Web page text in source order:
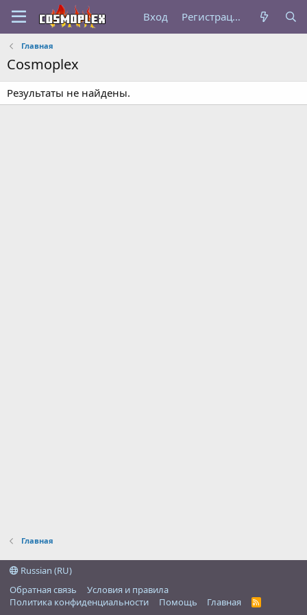
Вход Регистрация
Главная
Cosmoplex
Результаты не найдены.
Главная
Russian (RU)
Обратная связь
Условия и правила
Политика конфиденциальности
Помощь Главная
R